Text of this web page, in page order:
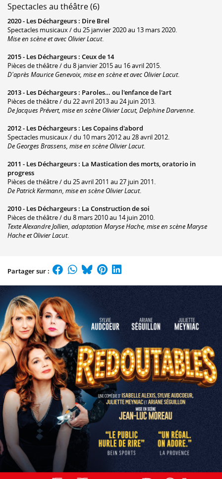
Spectacles au théâtre (6)
2020 - Les Déchargeurs : Dire Brel
Spectacles musicaux / du 25 janvier 2020 au 13 mars 2020.
Mise en scène et avec Olivier Lacut.
2015 - Les Déchargeurs : Ceux de 14
Pièces de théâtre / du 8 janvier 2015 au 16 avril 2015.
D'après Maurice Genevoix, mise en scène et avec Olivier Lacut.
2013 - Les Déchargeurs : Paroles… ou l'enfance de l'art
Pièces de théâtre / du 22 avril 2013 au 24 juin 2013.
De Jacques Prévert, mise en scène Olivier Lacut, Delphine Darvenne.
2012 - Les Déchargeurs : Les Copains d'abord
Spectacles musicaux / du 10 mars 2012 au 28 avril 2012.
De Georges Brassens, mise en scène Olivier Lacut.
2011 - Les Déchargeurs : La Mastication des morts, oratorio in
progress
Pièces de théâtre / du 25 avril 2011 au 27 juin 2011.
De Patrick Kermann, mise en scène Olivier Lacut.
2010 - Les Déchargeurs : La Construction de soi
Pièces de théâtre / du 8 mars 2010 au 14 juin 2010.
Texte Alexandre Jollien, adaptation Maryse Hache, mise en scène Maryse
Hache et Olivier Lacut.
Partager sur :